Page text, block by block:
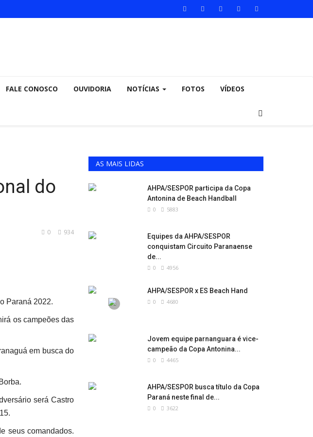
FALE CONOSCO OUVIDORIA NOTÍCIAS FOTOS VÍDEOS
do
934
0
Paraná 2022.
os campeões das
em busca do
será Castro
seus comandados.
AS MAIS LIDAS
AHPA/SESPOR participa da Copa
Antonina de Beach Handball
0 5883
Equipes da AHPA/SESPOR
conquistam Circuito Paranaense
de...
0 4956
AHPA/SESPOR x ES Beach Hand
0 4680
Jovem equipe parnanguara é vice-
campeão da Copa Antonina...
0 4465
AHPA/SESPOR busca título da Copa
Paraná neste final de...
0 3622